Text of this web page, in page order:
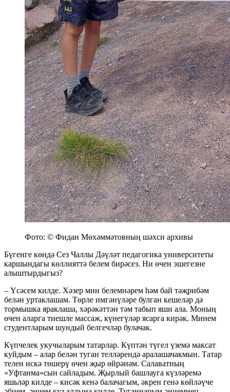
Фото: © Фидан Мөхәммәтовның шәхси архивы
Бүгенге көндә Сез Чаллы Дәүләт педагогика университеты
каршындагы көллияттә белем бирәсез. Ни өчен эшегезне
алыштырдыгыз?
– Үсәсем килде. Хәзер мин белемнәрем һәм бай тәҗрибәм
белән уртаклашам. Төрле имгәнүләре булган кешеләр дә
тормышка яраклаша, хәрәкәттән тәм табып яши ала. Моның
өчен аларга тиешле массаж, күнегүләр ясарга кирәк. Минем
студентларым шундый белгечләр булачак.
Күпчелек укучыларым татарлар. Күптән түгел үземә максат
куйдым – алар белән туган телләрендә аралашачакмын. Татар
телен искә төшерү өчен җыр өйрәнәм. Салаватның
«Уфтанма»сын сайладым. Җырлый башлауга күзләремә
яшьләр килде – кисәк кенә балачагым, әкрен генә көйләүче